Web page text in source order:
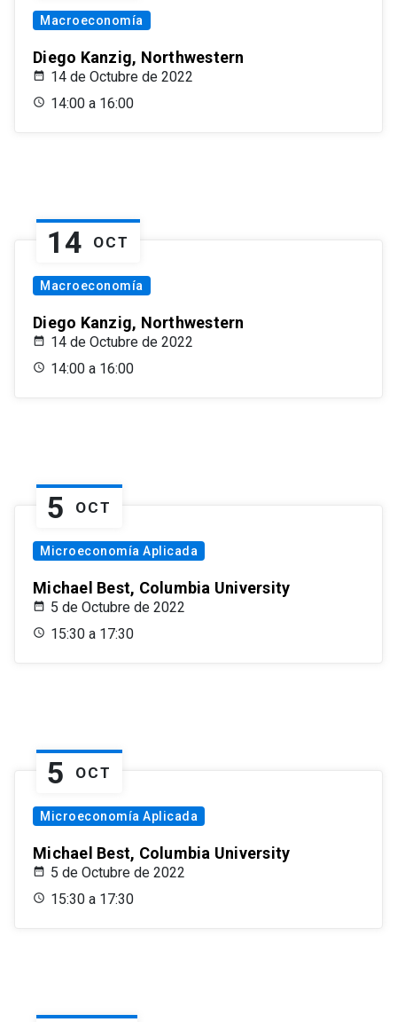
Macroeconomía
Diego Kanzig, Northwestern
14 de Octubre de 2022
14:00 a 16:00
14 OCT
Macroeconomía
Diego Kanzig, Northwestern
14 de Octubre de 2022
14:00 a 16:00
5 OCT
Microeconomía Aplicada
Michael Best, Columbia University
5 de Octubre de 2022
15:30 a 17:30
5 OCT
Microeconomía Aplicada
Michael Best, Columbia University
5 de Octubre de 2022
15:30 a 17:30